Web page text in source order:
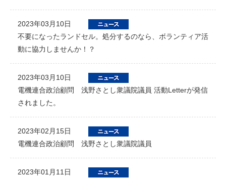
2023年03月10日
不要になったランドセル。処分するのなら、ボランティア活
動に協力しませんか！？
2023年03月10日
電機連合政治顧問 浅野さとし衆議院議員 活動Letterが発信
されました。
2023年02月15日
電機連合政治顧問 浅野さとし衆議院議員
2023年01月11日